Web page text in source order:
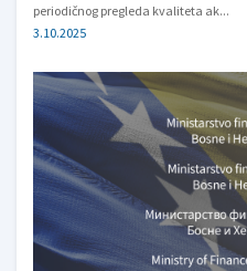
periodičnog pregleda kvaliteta ak...
3.10.2025